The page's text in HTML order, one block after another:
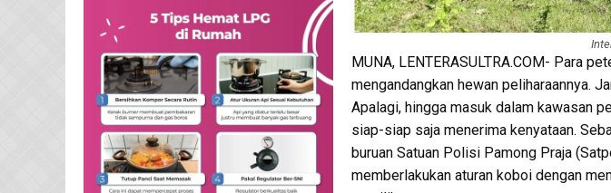
MUNA, LENTERASULTRA.COM- Para
mengandangkan hewan peliharaannya.
Apalagi, hingga masuk dalam kawasan
siap-siap saja menerima kenyataan.
buruan Satuan Polisi Pamong Praja
memberlakukan aturan koboi dengan